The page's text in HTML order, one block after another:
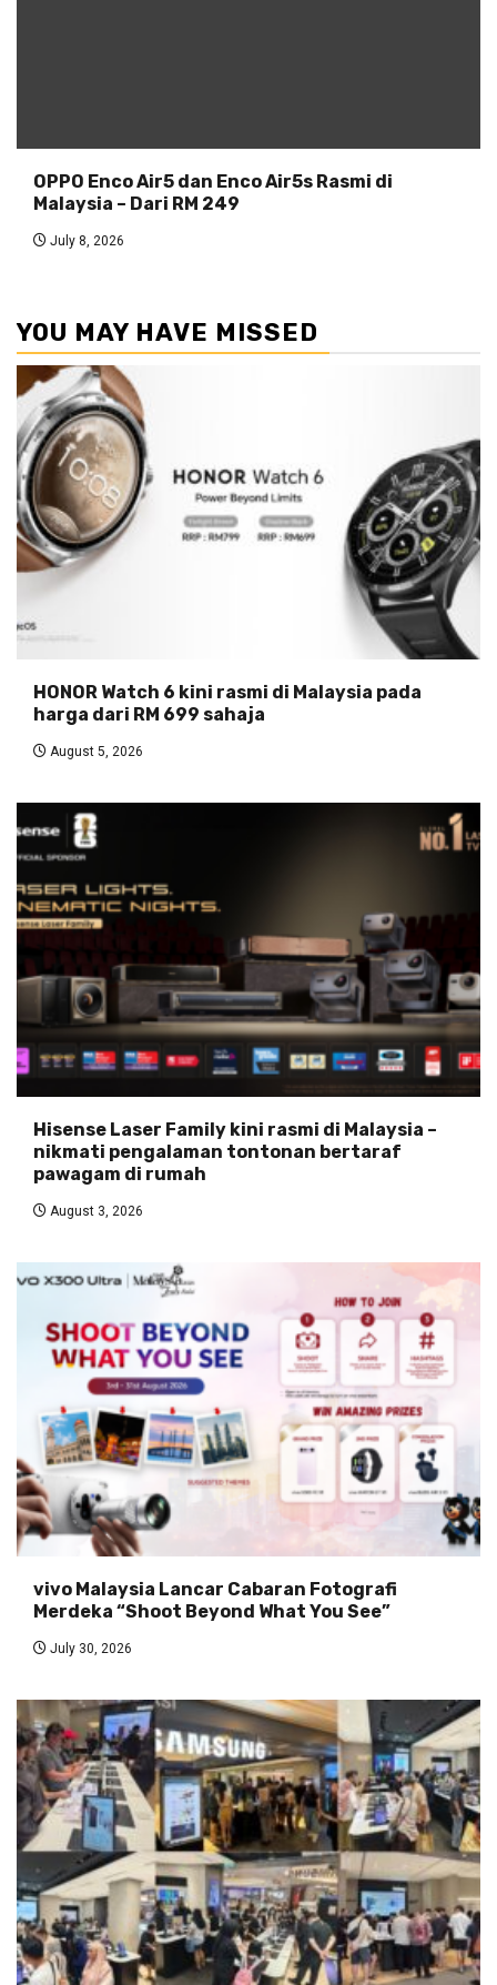
OPPO Enco Air5 dan Enco Air5s Rasmi di
Malaysia – Dari RM 249
July 8, 2026
YOU MAY HAVE MISSED
HONOR Watch 6 kini rasmi di Malaysia pada
harga dari RM 699 sahaja
August 5, 2026
Hisense Laser Family kini rasmi di Malaysia –
nikmati pengalaman tontonan bertaraf
pawagam di rumah
August 3, 2026
vivo Malaysia Lancar Cabaran Fotografi
Merdeka “Shoot Beyond What You See”
July 30, 2026